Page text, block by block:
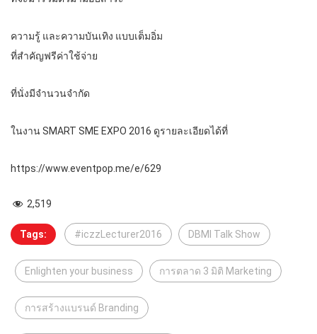
ความรู้ และความบันเทิง แบบเต็มอิ่ม
ที่สำคัญฟรีค่าใช้จ่าย
ที่นั่งมีจำนวนจำกัด
ในงาน SMART SME EXPO 2016 ดูรายละเอียดได้ที่
https://www.eventpop.me/e/629
2,519
Tags: #iczzLecturer2016 DBMI Talk Show
Enlighten your business การตลาด 3 มิติ Marketing
การสร้างแบรนด์ Branding